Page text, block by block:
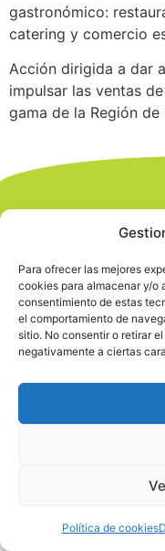
Para ofrecer las mejores
cookies para almacenar y/o
consentimiento de estas
el comportamiento de
sitio. No consentir o retirar
negativamente a ciertas
Política de cookies
gastronómico:
catering y comercio
Acción dirigida a dar
impulsar las ventas
gama de la Región de